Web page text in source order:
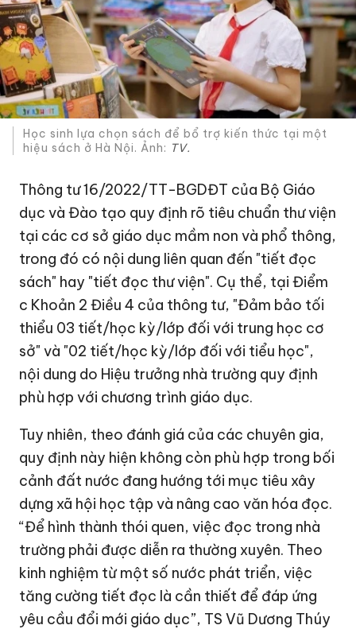
Học sinh lựa chọn sách để bổ trợ kiến thức tại một
hiệu sách ở Hà Nội. Ảnh: TV.
Thông tư 16/2022/TT-BGDĐT của Bộ Giáo
dục và Đào tạo quy định rõ tiêu chuẩn thư viện
tại các cơ sở giáo dục mầm non và phổ thông,
trong đó có nội dung liên quan đến "tiết đọc
sách" hay "tiết đọc thư viện". Cụ thể, tại Điểm
c Khoản 2 Điều 4 của thông tư, "Đảm bảo tối
thiểu 03 tiết/học kỳ/lớp đối với trung học cơ
sở" và "02 tiết/học kỳ/lớp đối với tiểu học",
nội dung do Hiệu trưởng nhà trường quy định
phù hợp với chương trình giáo dục.
Tuy nhiên, theo đánh giá của các chuyên gia,
quy định này hiện không còn phù hợp trong bối
cảnh đất nước đang hướng tới mục tiêu xây
dựng xã hội học tập và nâng cao văn hóa đọc.
“Để hình thành thói quen, việc đọc trong nhà
trường phải được diễn ra thường xuyên. Theo
kinh nghiệm từ một số nước phát triển, việc
tăng cường tiết đọc là cần thiết để đáp ứng
yêu cầu đổi mới giáo dục”, TS Vũ Dương Thúy